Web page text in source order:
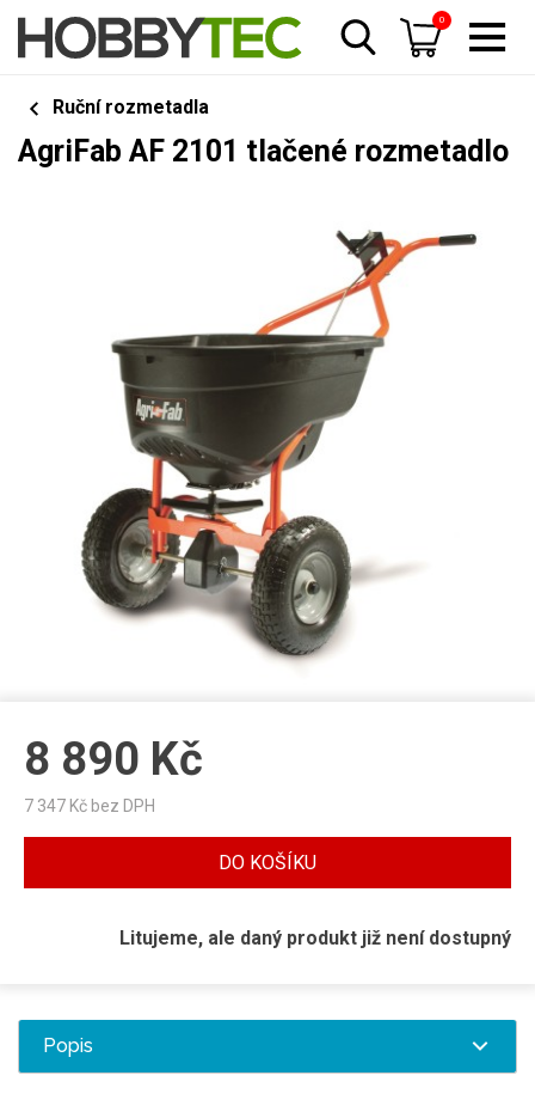
0
Ruční rozmetadla
AgriFab AF 2101 tlačené rozmetadlo
8 890 Kč
7 347 Kč bez DPH
DO KOŠÍKU
Litujeme, ale daný produkt již není dostupný
Popis